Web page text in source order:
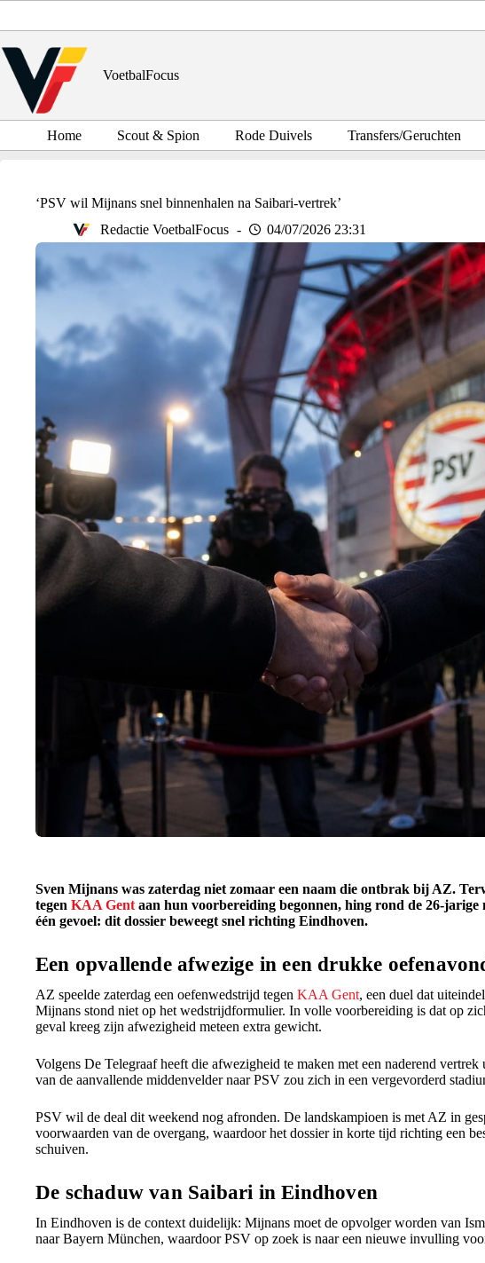
inhoud
VoetbalFocus
Home Scout & Spion Rode Duivels Transfers/Geruchten
‘PSV wil Mijnans snel binnenhalen na Saibari-vertrek’
Redactie VoetbalFocus
04/07/2026 23:31
Sven Mijnans was zaterdag niet zomaar een naam die ontbrak bij AZ.
tegen KAA Gent aan hun voorbereiding begonnen, hing rond de 26-jarige
één gevoel: dit dossier beweegt snel richting Eindhoven.
Een opvallende afwezige in een drukke
AZ speelde zaterdag een oefenwedstrijd tegen KAA Gent, een duel dat
Mijnans stond niet op het wedstrijdformulier. In volle voorbereiding is dat op
geval kreeg zijn afwezigheid meteen extra gewicht.
Volgens De Telegraaf heeft die afwezigheid te maken met een naderend
van de aanvallende middenvelder naar PSV zou zich in een vergevorderd
PSV wil de deal dit weekend nog afronden. De landskampioen is met AZ in
voorwaarden van de overgang, waardoor het dossier in korte tijd richting een
schuiven.
De schaduw van Saibari in Eindhoven
In Eindhoven is de context duidelijk: Mijnans moet de opvolger worden van
naar Bayern München, waardoor PSV op zoek is naar een nieuwe invulling